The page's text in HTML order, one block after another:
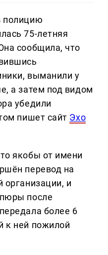
полицию
75-летняя
сообщила, что
выманили у
а затем под видом
убедили
пишет сайт Эхо
якобы от имени
перевод на
организации, и
после
более 6
к ней пожилой